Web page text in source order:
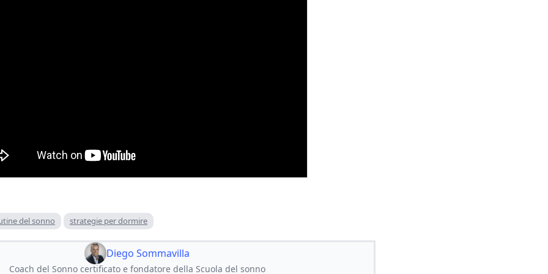
del sonno strategie per dormire
Diego Sommavilla
Coach del Sonno certificato e fondatore della Scuola del sonno